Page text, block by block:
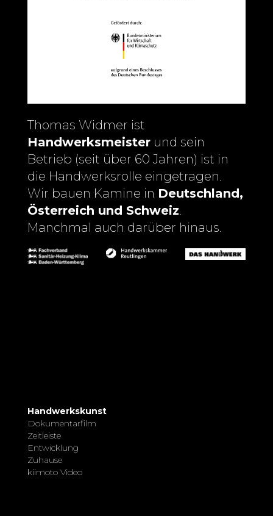
Thomas Widmer ist
Handwerksmeister und sein
Betrieb (seit über 60 Jahren) ist in
die Handwerksrolle eingetragen.
Wir bauen Kamine in Deutschland,
Österreich und Schweiz
Manchmal auch darüber hinaus.
Handwerkskunst
Dokumentarfilm
Zeitleiste
Entwicklung
Zuhause
kiimoto Video